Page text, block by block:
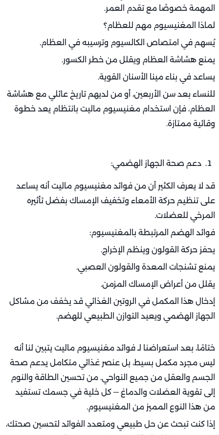
المهمة خصوصًا مع تقدم العمر.
لماذا المغنيسيوم مهم للعظام؟
يُسهم في امتصاص الكالسيوم وترسيبه في العظام.
يمنع هشاشة العظام ويقلل من خطر الكسور.
يساعد في بناء مينا الأسنان القوية.
للنساء بعد سن الأربعين، أو من لديهم تاريخ عائلي مع هشاشة
العظام، فإن استخدام مغنيسيوم ماليت بانتظام يعد خطوة
وقائية ممتازة.
دعم صحة الجهاز الهضمي:
قد لا يعرف الكثير أن من فوائد مغنيسيوم ماليت أنه يساعد
على تنظيم حركة الأمعاء وتخفيف الإمساك بفضل تأثيره
المرخي للعضلات.
فوائد الهضم المرتبطة بالمغنيسيوم:
يحفز حركة القولون وينظم الإخراج.
يمنع تشنجات المعدة والقولون العصبي.
يقلل من أعراض الإمساك المزمن.
إدخال هذا المكمل في الروتين الغذائي قد يخفف من مشاكل
الجهاز الهضمي ويعيد التوازن الطبيعي للهضم.
ختامًا، بعد استعراضنا لـ فوائد مغنيسيوم ماليت يتبين لنا أنه
ليس مجرد مكمل بسيط، بل عنصر غذائي متكامل يدعم صحة
الجسم والعقل من جميع النواحي. من تحسين الطاقة والنوم
إلى تقوية العضلات والدماغ — كل خلية في جسمك تستفيد
من هذا النوع المميز من المغنيسيوم.
إذا كنت تبحث عن حل طبيعي ومتعدد الفوائد لتحسين صحتك،